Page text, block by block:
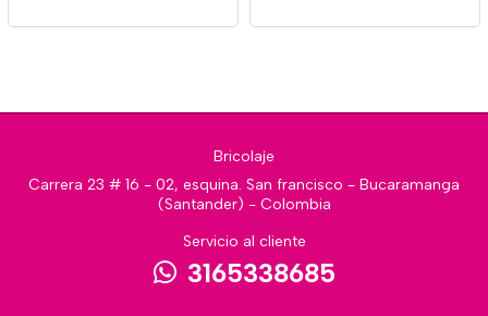
Bricolaje
Carrera 23 # 16 - 02, esquina. San francisco - Bucaramanga
(Santander) - Colombia
Servicio al cliente
3165338685